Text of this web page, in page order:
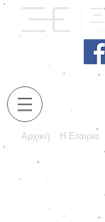
Αρχική Η Εταιρία